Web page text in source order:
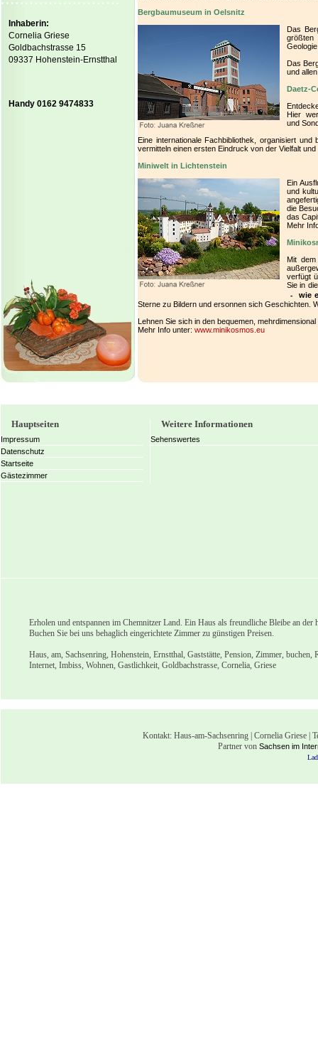
Inhaberin:
Cornelia Griese
Goldbachstrasse 15
09337 Hohenstein-Ernstthal
Handy 0162 9474833
Bergbaumuseum in Oelsnitz
Das
größten
Das
und
Daetz-
Hier
und
Eine internationale Fachbibliothek, organisiert
vermitteln einen ersten Eindruck von der Vielfalt
Miniwelt in Lichtenstein
Ein
und
die
das
Mehr
Mit
verfügt
Sie in
-
wie
Sterne zu Bildern und ersonnen sich Geschichten.
Lehnen Sie sich in den bequemen,
Mehr Info unter: www.minikosmos.eu
Hauptseiten
Impressum
Datenschutz
Startseite
Gästezimmer
Weitere Informationen
Sehenswertes
Erholen und entspannen im Chemnitzer Land. Ein Haus als freundliche Bleibe an
Buchen Sie bei uns behaglich eingerichtete Zimmer zu günstigen Preisen.
Haus, am, Sachsenring, Hohenstein, Ernstthal, Gaststätte, Pension, Zimmer,
Internet, Imbiss, Wohnen, Gastlichkeit, Goldbachstrasse, Cornelia, Griese
Kontakt: Haus-am-Sachsenring | Cornelia Griese
Partner von Sachsen im